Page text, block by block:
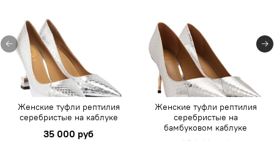
Женские туфли рептилия
серебристые на каблуке
35 000 руб
Женские туфли рептилия
серебристые на
бамбуковом каблуке